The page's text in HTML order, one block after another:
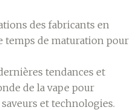
des fabricants en
temps de maturation pour
tendances et
de la vape pour
et technologies.